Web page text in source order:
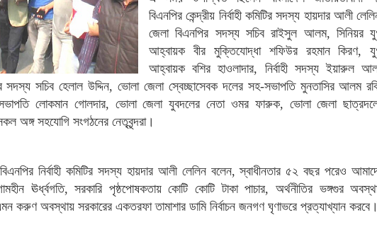
বিএনপির কেন্দ্রীয় নির্বাহী কমিটির সদস্য হায়দার আলী
জেলা বিএনপির সদস্য সচিব রাইসুল আলম, সিনিয়র
আহ্বায়ক বীর মুক্তিযোদ্ধা শফিউর রহমান কিরণ,
আহ্বায়ক বশির হাওলাদার, নির্বাহী সদস্য ইয়ারুল
সচিব হেলাল উদ্দিন, ভোলা জেলা স্বেচ্ছাসেবক দলের সহ-সভাপতি মুনতাসির আলম
লোকমান গোলদার, ভোলা জেলা যুবদলের নেতা ওমর ফারুক, ভোলা জেলা
অঙ্গ সহযোগি সংগঠনের নেতৃবৃন্দরা।
নির্বাহী কমিটির সদস্য হায়দার আলী লেলিন বলেন, স্বাধীনতার ৫২ বছর পরেও
ঊর্ধ্বগতি, সরকারি পৃষ্ঠপোষকতায় কোটি কোটি টাকা পাচার, অর্থনীতির ভঙ্গগুর
করুণ অবস্থায় সরকারের একতরফা তামাশার ডামি নির্বাচন জনগণ ঘৃণাভরে প্রত্যাখ্যান করবে।